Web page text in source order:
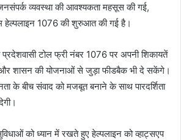
व्यवस्था की आवश्यकता महसूस की गई,
हेल्पलाइन 1076 की शुरुआत की गई है।
प्रदेशवासी टोल फ्री नंबर 1076 पर अपनी शिकायतें
शासन की योजनाओं से जुड़ा फीडबैक भी दे सकेंगे।
के बीच संवाद को मजबूत बनाने के साथ पारदर्शिता
को ध्यान में रखते हुए हेल्पलाइन को व्हाट्सएप